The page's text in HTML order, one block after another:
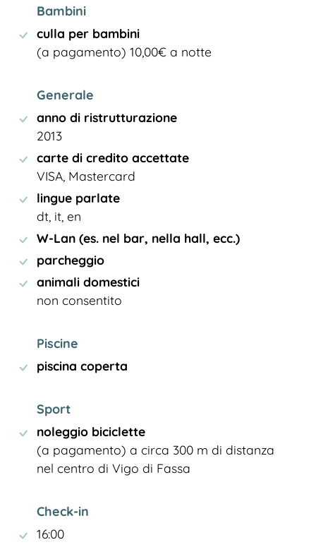
Bambini
culla per bambini
(a pagamento) 10,00€ a notte
Generale
anno di ristrutturazione
2013
carte di credito accettate
VISA, Mastercard
lingue parlate
dt, it, en
W-Lan (es. nel bar, nella hall, ecc.)
parcheggio
animali domestici
non consentito
Piscine
piscina coperta
Sport
noleggio biciclette
(a pagamento) a circa 300 m di distanza
nel centro di Vigo di Fassa
Check-in
16:00